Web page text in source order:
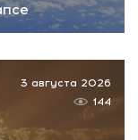
3 августа 2026
144